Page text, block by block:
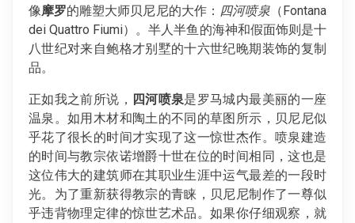
像摩罗的雕塑大师贝尼尼的大作： 四河喷泉（Fontana
dei Quattro Fiumi）。半人半鱼的海神和假面饰则是十
八世纪对来自鲍格才别墅的十六世纪晚期装饰的复制
品。
正如我之前所说， 四河喷泉是罗马城内最美丽的一座
温泉。如用木材和陶土的不同的草图所示，贝尼尼似
乎花了很长的时间才实现了这一惊世杰作。喷泉建造
的时间与教宗依诺增爵十世在位的时间相同，这也是
这位伟大的建筑师在其职业生涯中运气最差的一段时
光。为了重新获得教宗的青睐，贝尼尼制作了一尊似
乎违背物理定律的惊世艺术品。如果你仔细观察，就